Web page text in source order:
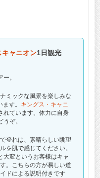
キャニオン1日観光
。
ミックな風景を楽しみな
す。 キングス・キャニ
れています。体力に自身
ぞ。
登れは、素晴らしい眺望
を肌で感じてください。
大変というお客様はキャ
。こちらの方が易しい道
ドによる説明付きです